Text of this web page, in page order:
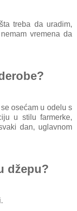
treba da uradim,
vremena da
osećam u odelu s
u stilu farmerke,
dan, uglavnom
džepu?